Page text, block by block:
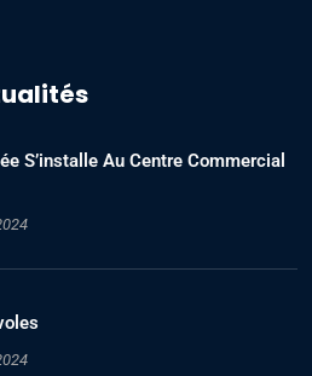
S’installe Au Centre Commercial